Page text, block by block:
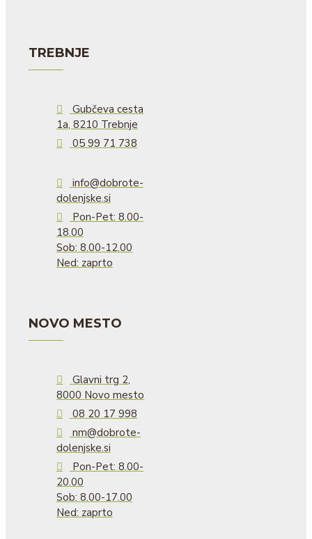
TREBNJE
Gubčeva cesta
1a, 8210 Trebnje
05 99 71 738
info@dobrote-
dolenjske.si
Pon-Pet: 8.00-
18.00
Sob: 8.00-12.00
Ned: zaprto
NOVO MESTO
Glavni trg 2,
8000 Novo mesto
08 20 17 998
nm@dobrote-
dolenjske.si
Pon-Pet: 8.00-
20.00
Sob: 8.00-17.00
Ned: zaprto